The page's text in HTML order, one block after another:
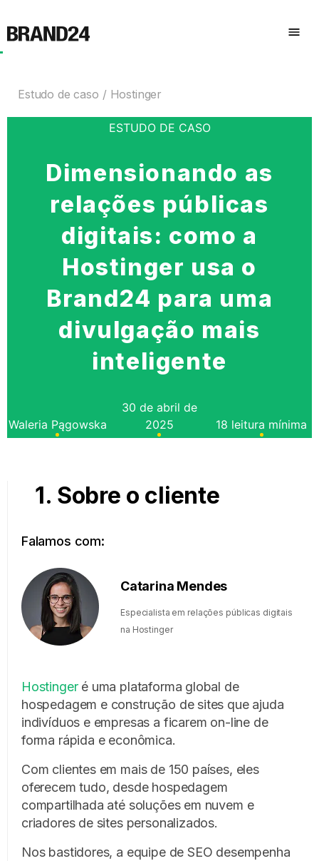
Estudo de caso Hostinger
ESTUDO DE CASO
Dimensionando as
relações públicas
digitais: como a
Hostinger usa o
Brand24 para uma
divulgação mais
inteligente
Waleria Pągowska
30 de abril de
2025
18 leitura mínima
1. Sobre o cliente
Falamos com:
Catarina Mendes
Especialista em relações públicas digitais
na Hostinger
Hostingeré uma plataforma global de
hospedagem e construção de sites que ajuda
indivíduos e empresas a ficarem on-line de
forma rápida e econômica.
Com clientes em mais de 150 países, eles
oferecem tudo, desde hospedagem
compartilhada até soluções em nuvem e
criadores de sites personalizados.
Nos bastidores, a equipe de SEO desempenha